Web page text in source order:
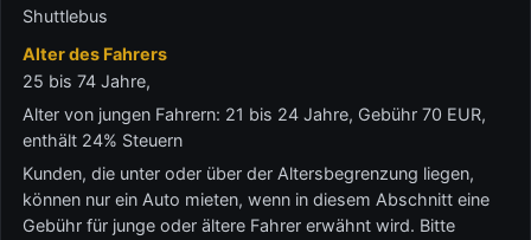
Shuttlebus
Alter des Fahrers
25 bis 74 Jahre,
Alter von jungen Fahrern: 21 bis 24 Jahre, Gebühr 70 EUR,
enthält 24% Steuern
Kunden, die unter oder über der Altersbegrenzung liegen,
können nur ein Auto mieten, wenn in diesem Abschnitt eine
Gebühr für junge oder ältere Fahrer erwähnt wird. Bitte